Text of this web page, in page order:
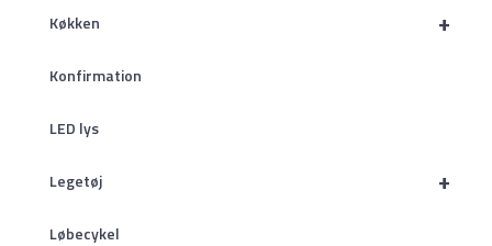
+
Køkken
Konfirmation
LED lys
+
Legetøj
Løbecykel